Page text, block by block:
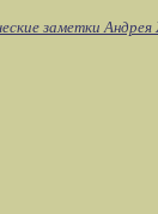
заметки Андрея